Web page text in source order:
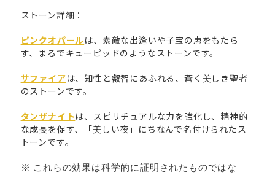
ストーン詳細：
ピンクオパールは、素敵な出逢いや子宝の恵をもたら
す、まるでキューピッドのようなストーンです。
サファイアは、知性と叡智にあふれる、蒼く美しき聖者
のストーンです。
タンザナイトは、スピリチュアルな力を強化し、精神的
な成長を促す、「美しい夜」にちなんで名付けられたス
トーンです。
※ これらの効果は科学的に証明されたものではな